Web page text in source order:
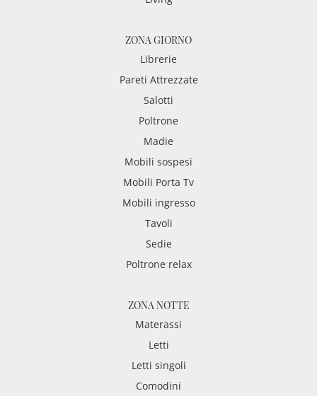
ZONA GIORNO
Librerie
Pareti Attrezzate
Salotti
Poltrone
Madie
Mobili sospesi
Mobili Porta Tv
Mobili ingresso
Tavoli
Sedie
Poltrone relax
ZONA NOTTE
Materassi
Letti
Letti singoli
Comodini